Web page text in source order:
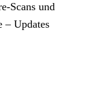
und
– Updates